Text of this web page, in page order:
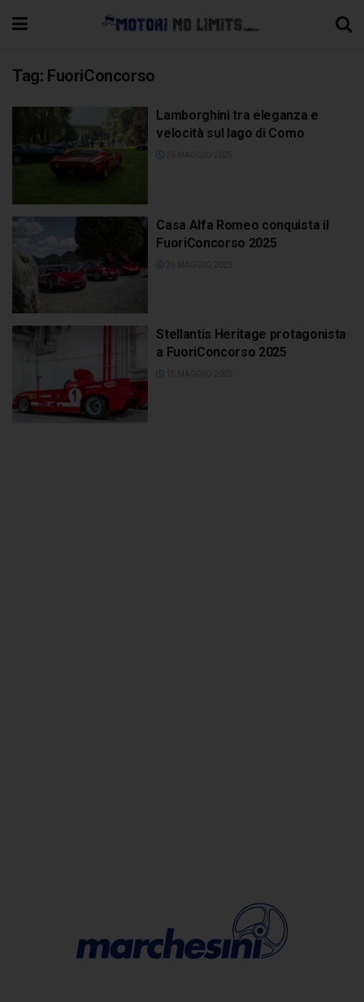
Tag: FuoriConcorso
Lamborghini tra eleganza e
velocità sul lago di Como
Casa Alfa Romeo conquista il
FuoriConcorso 2025
Stellantis Heritage protagonista
a FuoriConcorso 2025